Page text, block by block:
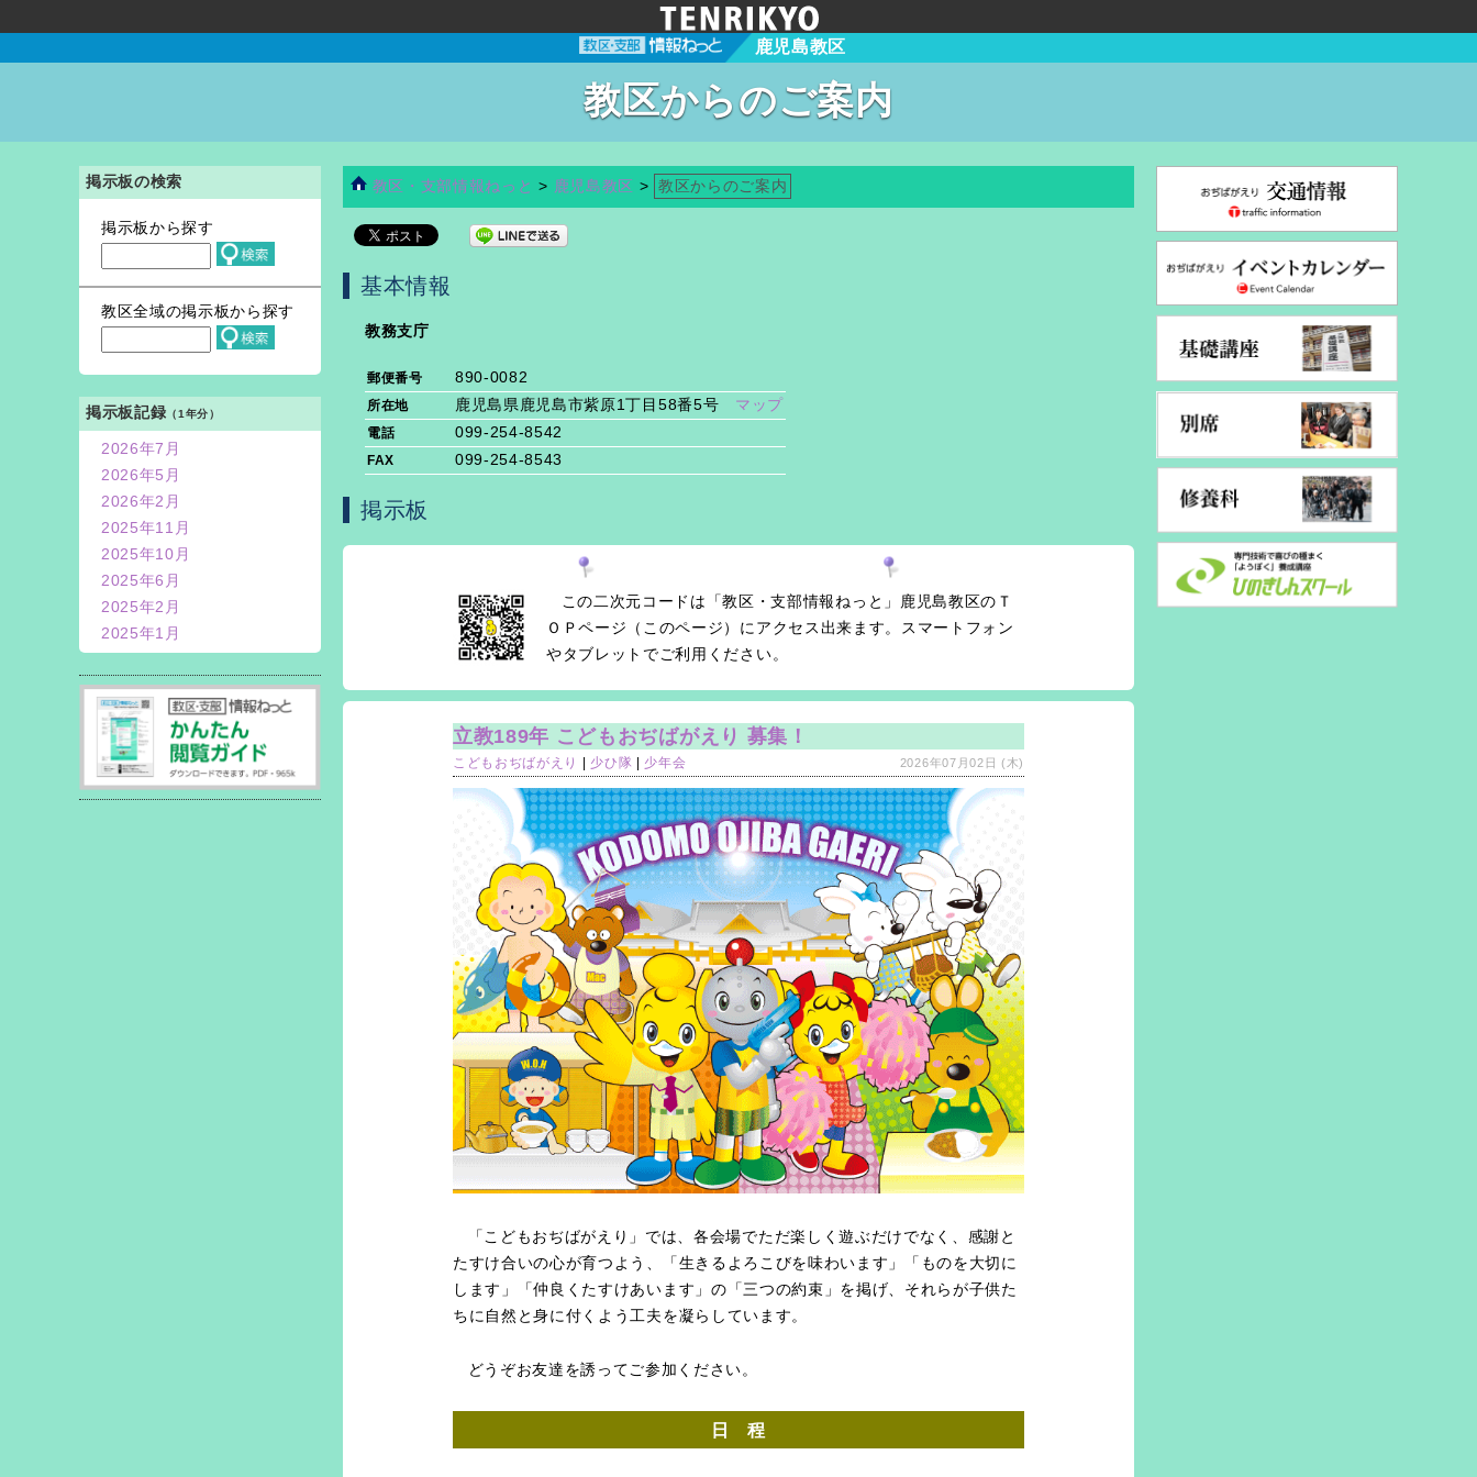
鹿児島教区
教区からのご案内
教区・支部情報ねっと > 鹿児島教区 > 教区からのご案内
基本情報
教務支庁
郵便番号 890-0082
所在地 鹿児島県鹿児島市紫原1丁目58番5号 マップ
電話 099-254-8542
FAX 099-254-8543
掲示板
この二次元コードは「教区・支部情報ねっと」鹿児島教区のＴ
ＯＰページ（このページ）にアクセス出来ます。スマートフォン
やタブレットでご利用ください。
立教189年 こどもおぢばがえり 募集！
2026年07月02日 (木)
こどもおぢばがえり 少ひ隊 少年会
「こどもおぢばがえり」では、各会場でただ楽しく遊ぶだけでなく、感謝と
たすけ合いの心が育つよう、「生きるよろこびを味わいます」「ものを大切に
します」「仲良くたすけあいます」の「三つの約束」を掲げ、それらが子供た
ちに自然と身に付くよう工夫を凝らしています。
どうぞお友達を誘ってご参加ください。
日 程
掲示板の検索
掲示板から探す
教区全域の掲示板から探す
掲示板記録 （1年分）
2026年7月
2026年5月
2026年2月
2025年11月
2025年10月
2025年6月
2025年2月
2025年1月